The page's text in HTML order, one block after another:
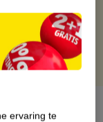
ervaring te